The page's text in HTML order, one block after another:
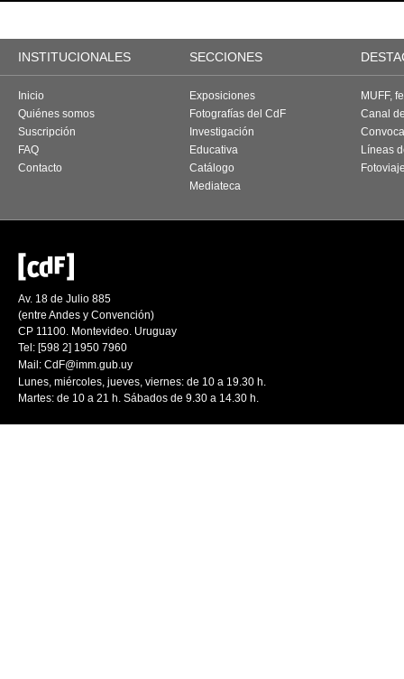
INSTITUCIONALES SECCIONES
Inicio
Quiénes somos
Suscripción
FAQ
Contacto
Exposiciones
Fotografías del CdF
Investigación
Educativa
Catálogo
Mediateca
MUFF,
Canal
Líneas
Av. 18 de Julio 885
(entre Andes y Convención)
CP 11100. Montevideo. Uruguay
Tel: [598 2] 1950 7960
Mail: CdF@imm.gub.uy
Lunes, miércoles, jueves, viernes: de 10 a 19.30 h.
Martes: de 10 a 21 h. Sábados de 9.30 a 14.30 h.